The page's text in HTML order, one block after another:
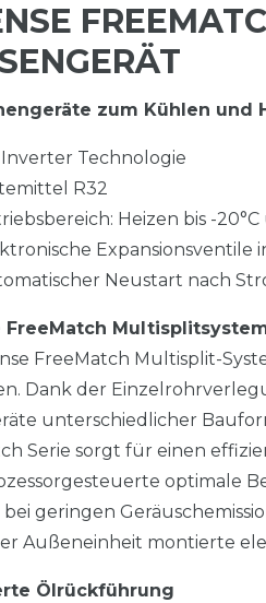
zum Kühlen und
Inverter Technologie
R32
Heizen bis -
Expansionsventile
Neustart nach
FreeMatch
FreeMatch Multisplit-
Dank der
unterschiedlicher
Serie sorgt für einen
optimale
bei geringen
Außeneinheit montierte
Ölrückführung